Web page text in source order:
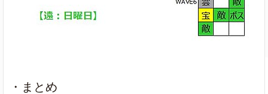
・まとめ